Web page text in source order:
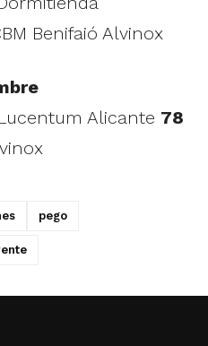
Benifaió Alvinox
Alicante 78
pego